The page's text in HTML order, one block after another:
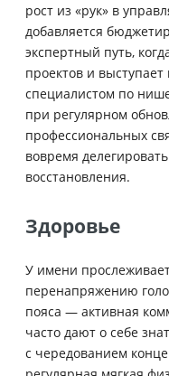
рост из «рук» в
добавляется
экспертный путь,
проектов и
специалистом по
при регулярном
профессиональных
вовремя
восстановления.
Здоровье
У имени
перенапряжению
пояса — активная
часто дают о себе
с чередованием